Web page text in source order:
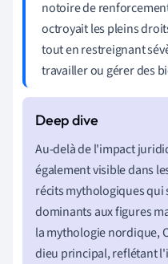
notoire de
octroyait les pleins
tout en restreignant
travailler ou gérer des
Au-delà de l'impact
également visible dans
récits mythologiques
dominants aux figures
la mythologie nordique,
dieu principal, reflétant